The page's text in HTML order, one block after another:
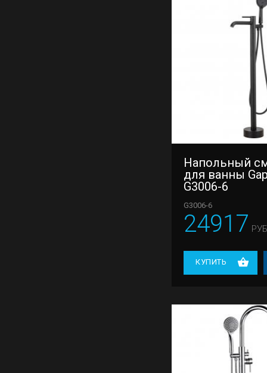
Напольный
для ванны
G3006-6
G3006-6
24917
КУПИТЬ